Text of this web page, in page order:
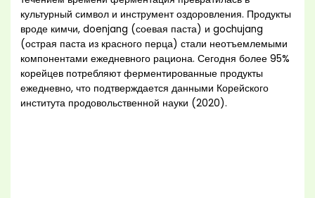
культурный символ и инструмент оздоровления. Продукты
вроде кимчи, doenjang (соевая паста) и gochujang
(острая паста из красного перца) стали неотъемлемыми
компонентами ежедневного рациона. Сегодня более 95%
корейцев потребляют ферментированные продукты
ежедневно, что подтверждается данными Корейского
института продовольственной науки (2020).